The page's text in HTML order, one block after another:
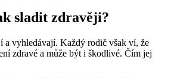
sladit zdravěji?
a vyhledávají. Každý rodič však ví, že
zdravé a může být i škodlivé. Čím jej